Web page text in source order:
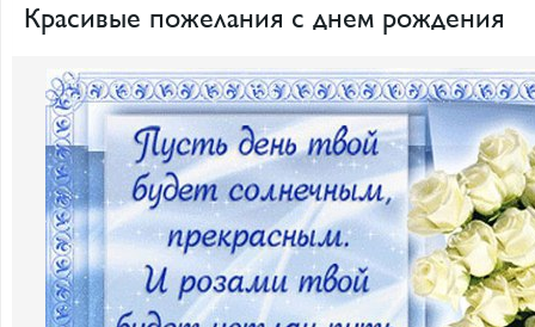
Красивые пожелания с днем рождения